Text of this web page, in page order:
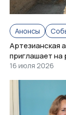
Анонсы
Артезианская
приглашает на
16 июля 2026